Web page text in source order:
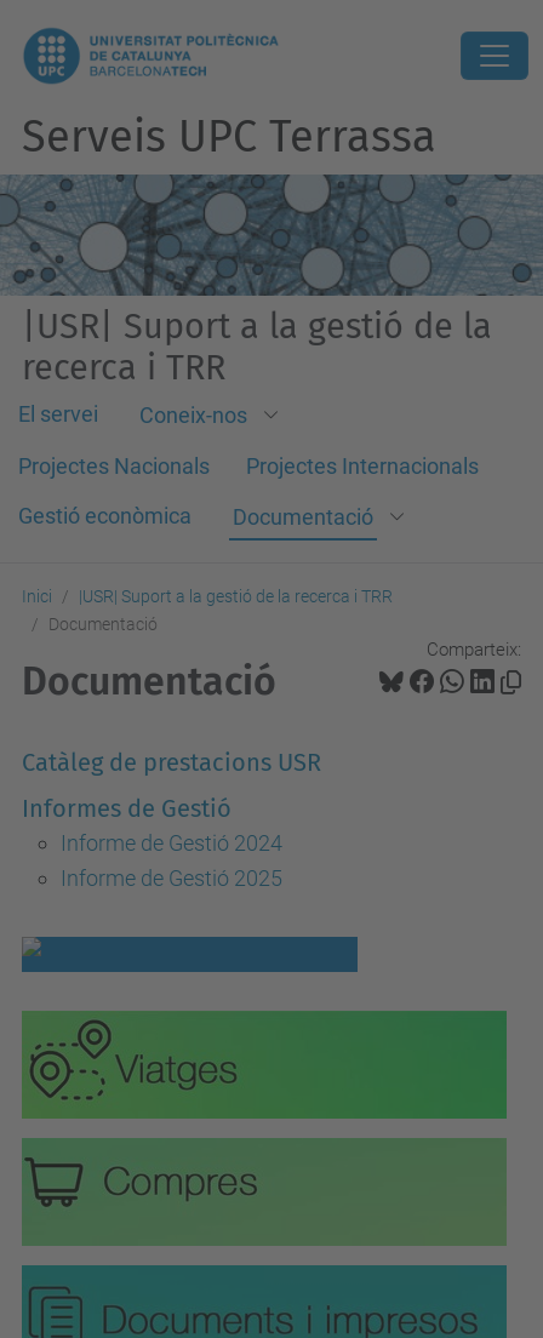
Serveis UPC Terrassa
|USR| Suport a la gestió de la
recerca i TRR
El servei
Coneix-nos
Projectes Nacionals
Projectes Internacionals
Gestió econòmica
Documentació
Inici
|USR| Suport a la gestió de la recerca i TRR
Documentació
Comparteix:
Documentació
Catàleg de prestacions USR
Informes de Gestió
Informe de Gestió 2024
Informe de Gestió 2025